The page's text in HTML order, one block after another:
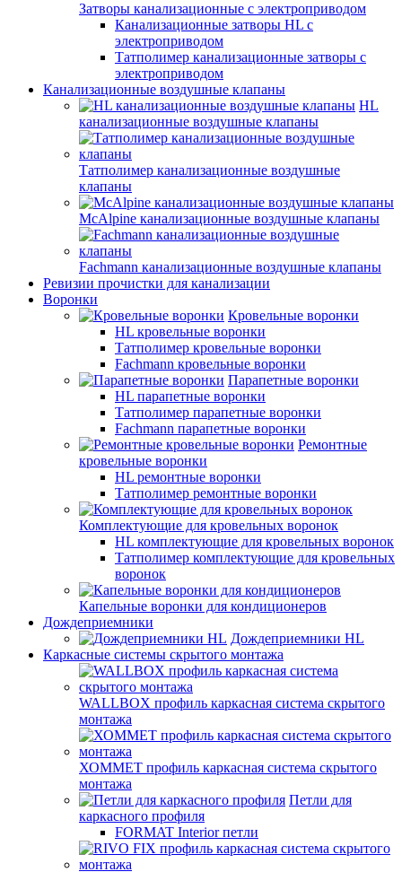
Затворы канализационные с электроприводом
Канализационные затворы HL с
электроприводом
Татполимер канализационные затворы с
электроприводом
Канализационные воздушные клапаны
HL
канализационные воздушные клапаны
Татполимер канализационные воздушные
клапаны
McAlpine канализационные воздушные клапаны
Fachmann канализационные воздушные клапаны
Ревизии прочистки для канализации
Воронки
Кровельные воронки
HL кровельные воронки
Татполимер кровельные воронки
Fachmann кровельные воронки
Парапетные воронки
HL парапетные воронки
Татполимер парапетные воронки
Fachmann парапетные воронки
Ремонтные
кровельные воронки
HL ремонтные воронки
Татполимер ремонтные воронки
Комплектующие для кровельных воронок
HL комплектующие для кровельных воронок
Татполимер комплектующие для кровельных
воронок
Капельные воронки для кондиционеров
Дождеприемники
Дождеприемники HL
Каркасные системы скрытого монтажа
WALLBOX профиль каркасная система скрытого
монтажа
ХОММЕТ профиль каркасная система скрытого
монтажа
Петли для
каркасного профиля
FORMAT Interior петли